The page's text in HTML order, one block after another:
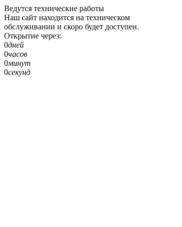
Ведутся технические работы
Наш сайт находится на техническом
обслуживании и скоро будет доступен.
Открытие через:
0дней
0часов
0минут
0секунд